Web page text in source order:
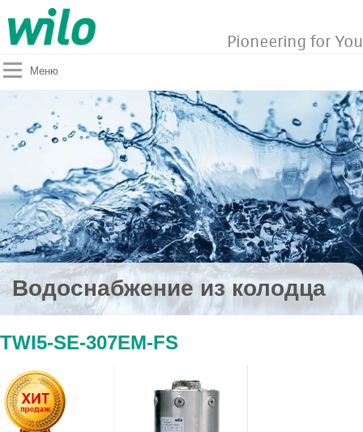
Pioneering for You
Меню
Водоснабжение из колодца
TWI5-SE-307EM-FS